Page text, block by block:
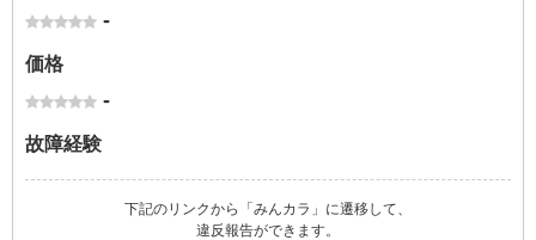
-
価格
-
故障経験
下記のリンクから「みんカラ」に遷移して、
違反報告ができます。